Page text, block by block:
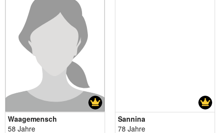
Waagemensch
58 Jahre
Sannina
78 Jahre